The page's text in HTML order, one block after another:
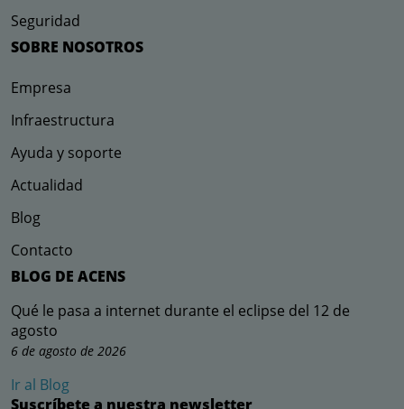
Seguridad
SOBRE NOSOTROS
Empresa
Infraestructura
Ayuda y soporte
Actualidad
Blog
Contacto
BLOG DE ACENS
Qué le pasa a internet durante el eclipse del 12 de
agosto
6 de agosto de 2026
Ir al Blog
Suscríbete a nuestra newsletter